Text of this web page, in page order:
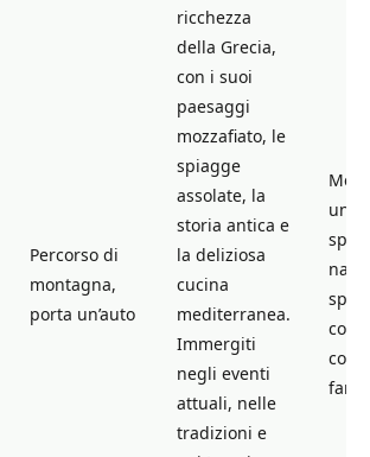
Percorso di
montagna,
porta un’auto
ricchezza
della Grecia,
con i suoi
paesaggi
mozzafiato, le
spiagge
assolate, la
storia antica e
la deliziosa
cucina
mediterranea.
Immergiti
negli eventi
attuali, nelle
tradizioni e
uno
con